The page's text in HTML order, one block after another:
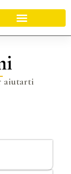
aiutarti